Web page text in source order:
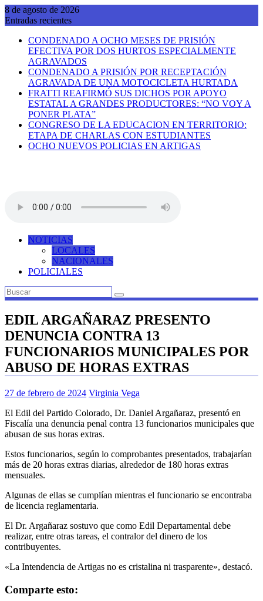
Saltar
al
8 de agosto de 2026
Entradas recientes
CONDENADO A OCHO MESES DE PRISIÓN
EFECTIVA POR DOS HURTOS ESPECIALMENTE
AGRAVADOS
CONDENADO A PRISIÓN POR RECEPTACIÓN
AGRAVADA DE UNA MOTOCICLETA HURTADA
FRATTI REAFIRMÓ SUS DICHOS POR APOYO
ESTATAL A GRANDES PRODUCTORES: “NO VOY A
PONER PLATA”
CONGRESO DE LA EDUCACION EN TERRITORIO:
ETAPA DE CHARLAS CON ESTUDIANTES
OCHO NUEVOS POLICIAS EN ARTIGAS
NOTICIAS
LOCALES
NACIONALES
POLICIALES
EDIL ARGAÑARAZ PRESENTO
DENUNCIA CONTRA 13
FUNCIONARIOS MUNICIPALES POR
ABUSO DE HORAS EXTRAS
27 de febrero de 2024 Virginia Vega
El Edil del Partido Colorado, Dr. Daniel Argañaraz, presentó en
Fiscalía una denuncia penal contra 13 funcionarios municipales que
abusan de sus horas extras.
Estos funcionarios, según lo comprobantes presentados, trabajarían
más de 20 horas extras diarias, alrededor de 180 horas extras
mensuales.
Algunas de ellas se cumplían mientras el funcionario se encontraba
de licencia reglamentaria.
El Dr. Argañaraz sostuvo que como Edil Departamental debe
realizar, entre otras tareas, el contralor del dinero de los
contribuyentes.
«La Intendencia de Artigas no es cristalina ni trasparente», destacó.
Comparte esto: